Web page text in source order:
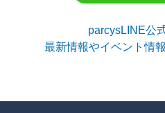
parcysLINE公
最新情報やイベント情